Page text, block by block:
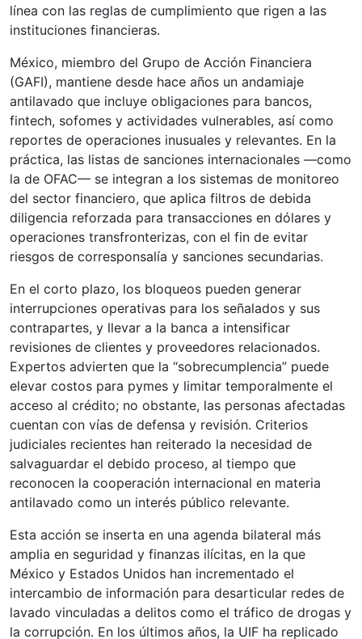
línea con las reglas de cumplimiento que rigen a las
instituciones financieras.
México, miembro del Grupo de Acción Financiera
(GAFI), mantiene desde hace años un andamiaje
antilavado que incluye obligaciones para bancos,
fintech, sofomes y actividades vulnerables, así como
reportes de operaciones inusuales y relevantes. En la
práctica, las listas de sanciones internacionales —como
la de OFAC— se integran a los sistemas de monitoreo
del sector financiero, que aplica filtros de debida
diligencia reforzada para transacciones en dólares y
operaciones transfronterizas, con el fin de evitar
riesgos de corresponsalía y sanciones secundarias.
En el corto plazo, los bloqueos pueden generar
interrupciones operativas para los señalados y sus
contrapartes, y llevar a la banca a intensificar
revisiones de clientes y proveedores relacionados.
Expertos advierten que la “sobrecumplencia” puede
elevar costos para pymes y limitar temporalmente el
acceso al crédito; no obstante, las personas afectadas
cuentan con vías de defensa y revisión. Criterios
judiciales recientes han reiterado la necesidad de
salvaguardar el debido proceso, al tiempo que
reconocen la cooperación internacional en materia
antilavado como un interés público relevante.
Esta acción se inserta en una agenda bilateral más
amplia en seguridad y finanzas ilícitas, en la que
México y Estados Unidos han incrementado el
intercambio de información para desarticular redes de
lavado vinculadas a delitos como el tráfico de drogas y
la corrupción. En los últimos años, la UIF ha replicado